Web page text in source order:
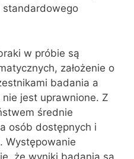
standardowego
w próbie są
założenie o
badania a
jest uprawnione. Z
średnie
osób dostępnych i
Występowanie
że wyniki badania są